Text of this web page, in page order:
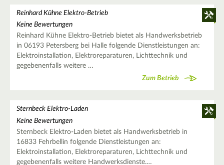
Reinhard Kühne Elektro-Betrieb
Keine Bewertungen
Reinhard Kühne Elektro-Betrieb bietet als Handwerksbetrieb
in 06193 Petersberg bei Halle folgende Dienstleistungen an:
Elektroinstallation, Elektroreparaturen, Lichttechnik und
gegebenenfalls weitere …
Zum Betrieb
Sternbeck Elektro-Laden
Keine Bewertungen
Sternbeck Elektro-Laden bietet als Handwerksbetrieb in
16833 Fehrbellin folgende Dienstleistungen an:
Elektroinstallation, Elektroreparaturen, Lichttechnik und
gegebenenfalls weitere Handwerksdienste.…